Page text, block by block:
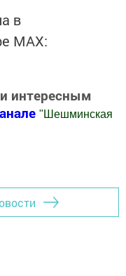
в
MАХ:
интересным
" Шешминская